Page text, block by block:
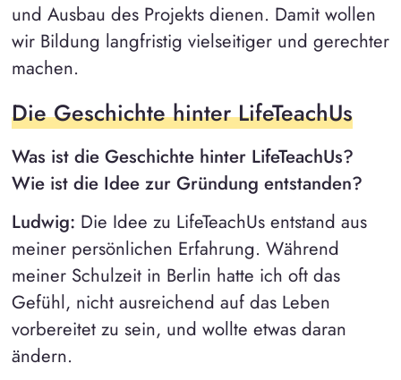
und Ausbau des Projekts dienen. Damit wollen
wir Bildung langfristig vielseitiger und gerechter
machen.
Die Geschichte hinter LifeTeachUs
Was ist die Geschichte hinter LifeTeachUs?
Wie ist die Idee zur Gründung entstanden?
Ludwig: Die Idee zu LifeTeachUs entstand aus
meiner persönlichen Erfahrung. Während
meiner Schulzeit in Berlin hatte ich oft das
Gefühl, nicht ausreichend auf das Leben
vorbereitet zu sein, und wollte etwas daran
ändern.